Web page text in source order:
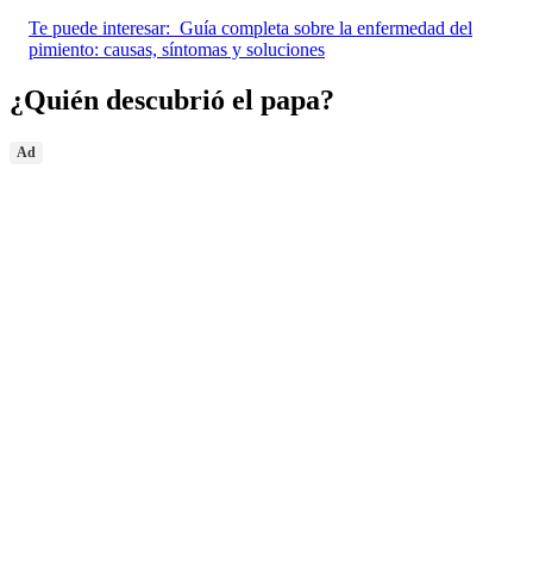
Te puede interesar: Guía completa sobre la enfermedad del
pimiento: causas, síntomas y soluciones
¿Quién descubrió el papa?
Ad